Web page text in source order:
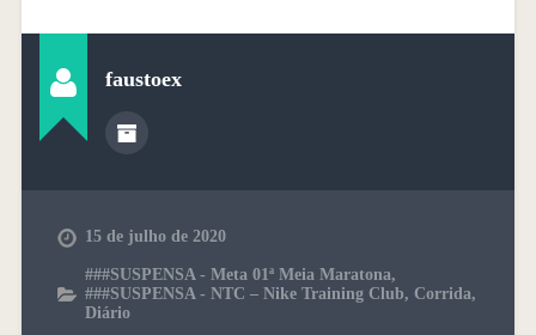
faustoex
15 de julho de 2020
###SUSPENSA - Meta 01ª Meia Maratona,
###SUSPENSA - NTC – Nike Training Club, Corrida,
Diário